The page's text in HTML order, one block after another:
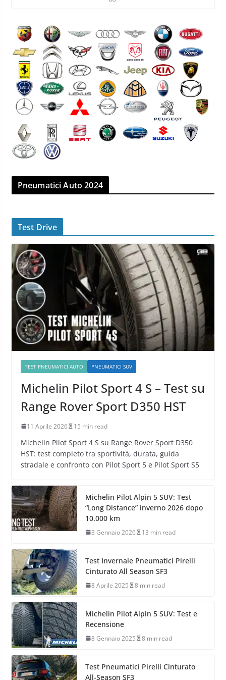
gli pneumatici della supercar
Maserati MCPURA
12 Maggio 2026 4 min read
Pneumatici Auto 2024
Test Drive
Michelin Pilot Sport 4 S – Test su
Range Rover Sport D350 HST
Michelin Pilot Sport 4 S su Range Rover Sport D350
HST: test completo tra sportività, durata, guida
stradale e confronto con Pilot Sport 5 e Pilot Sport S5
“Long Distance” inverno 2026 dopo
10.000 km
3 Gennaio 2026 13 min read
Test Invernale Pneumatici Pirelli
Cinturato All Season SF3
8 Aprile 2025 8 min read
Michelin Pilot Alpin 5 SUV: Test e
Recensione